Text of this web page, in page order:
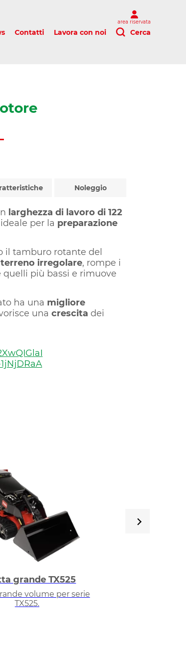
Contatti Lavora con noi Cerca
area riservata
Noleggio
larghezza di lavoro di 122
per la preparazione
il tamburo rotante del
terreno irregolare, rompe i
più bassi e rimuove
ha una migliore
una crescita dei
grande TX525
volume per serie
TX525.